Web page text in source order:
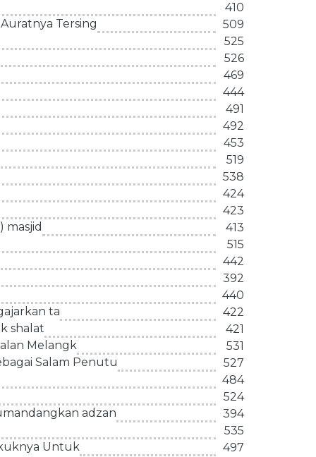
410
Tersing
509
525
526
469
444
491
492
453
519
538
424
423
masjid
413
515
442
392
440
ta
422
shalat
421
Melangk
531
Salam Penutu
527
484
524
adzan
394
535
Untuk
497